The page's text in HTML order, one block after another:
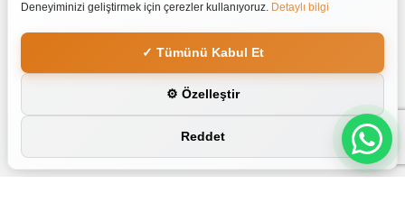
Copyright © JVD Alteo Saç Kurutma Makinesi - Şık Tasarım
Made ByLine And Frame
Deneyiminizi geliştirmek için çerezler kullanıyoruz. Detaylı bilgi
✓ Tümünü Kabul Et
⚙ Özelleştir
Reddet